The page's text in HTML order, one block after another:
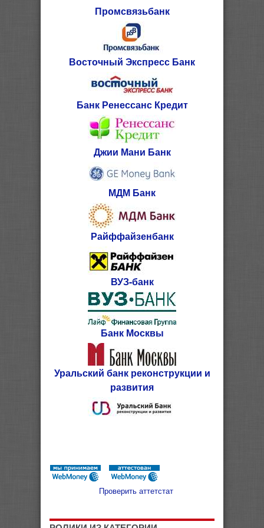
Промсвязьбанк
Восточный Экспресс Банк
Банк Ренессанс Кредит
Джии Мани Банк
МДМ Банк
Райффайзенбанк
ВУЗ-банк
Банк Москвы
Уральский банк реконструкции и
развития
Проверить аттетстат